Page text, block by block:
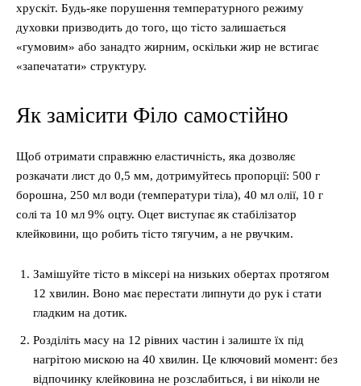
хрускіт. Будь-яке порушення температурного режиму
духовки призводить до того, що тісто залишається
«гумовим» або занадто жирним, оскільки жир не встигає
«запечатати» структуру.
Як замісити Філо самостійно
Щоб отримати справжню еластичність, яка дозволяє
розкачати лист до 0,5 мм, дотримуйтесь пропорції: 500 г
борошна, 250 мл води (температури тіла), 40 мл олії, 10 г
солі та 10 мл 9% оцту. Оцет виступає як стабілізатор
клейковини, що робить тісто тягучим, а не рвучким.
Замішуйте тісто в міксері на низьких обертах протягом
12 хвилин. Воно має перестати липнути до рук і стати
гладким на дотик.
Розділіть масу на 12 рівних частин і залиште їх під
нагрітою мискою на 40 хвилин. Це ключовий момент: без
відпочинку клейковина не розслабиться, і ви ніколи не